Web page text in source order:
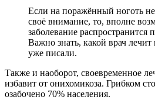
Если на поражённый ноготь
своё внимание, то, вполне
заболевание распространится
Важно знать, какой врач
уже писали.
Также и наоборот, своевременное
избавит от онихомикоза. Грибком
озабочено 70% населения.